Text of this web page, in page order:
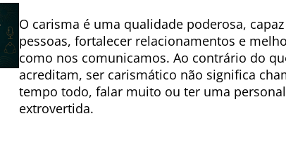
O carisma é uma qualidade poderosa,
pessoas, fortalecer relacionamentos e
como nos comunicamos. Ao contrário do
acreditam, ser carismático não significa
tempo todo, falar muito ou ter uma
extrovertida.